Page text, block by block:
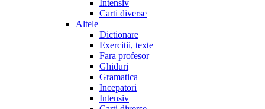
Intensiv
Carti diverse
Altele
Dictionare
Exercitii, texte
Fara profesor
Ghiduri
Gramatica
Incepatori
Intensiv